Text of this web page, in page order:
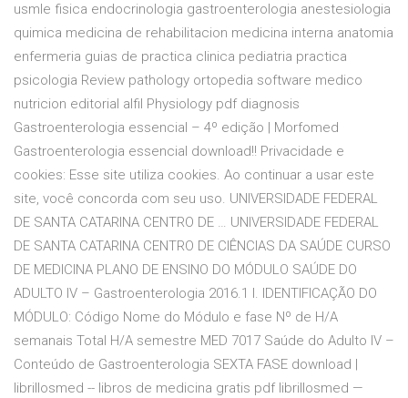
usmle fisica endocrinologia gastroenterologia anestesiologia
quimica medicina de rehabilitacion medicina interna anatomia
enfermeria guias de practica clinica pediatria practica
psicologia Review pathology ortopedia software medico
nutricion editorial alfil Physiology pdf diagnosis
Gastroenterologia essencial – 4º edição | Morfomed
Gastroenterologia essencial download!! Privacidade e
cookies: Esse site utiliza cookies. Ao continuar a usar este
site, você concorda com seu uso. UNIVERSIDADE FEDERAL
DE SANTA CATARINA CENTRO DE … UNIVERSIDADE FEDERAL
DE SANTA CATARINA CENTRO DE CIÊNCIAS DA SAÚDE CURSO
DE MEDICINA PLANO DE ENSINO DO MÓDULO SAÚDE DO
ADULTO IV – Gastroenterologia 2016.1 I. IDENTIFICAÇÃO DO
MÓDULO: Código Nome do Módulo e fase Nº de H/A
semanais Total H/A semestre MED 7017 Saúde do Adulto IV –
Conteúdo de Gastroenterologia SEXTA FASE download |
librillosmed -- libros de medicina gratis pdf librillosmed —